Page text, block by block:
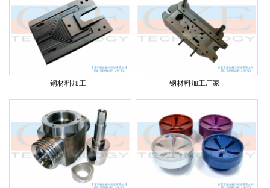
钢材料加工 钢材料加工厂家